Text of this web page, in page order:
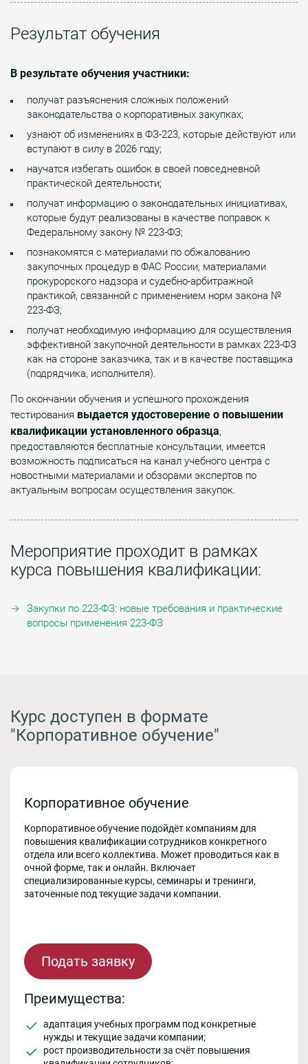
Результат обучения
В результате обучения участники:
получат разъяснения сложных положений
законодательства о корпоративных закупках;
узнают об изменениях в ФЗ-223, которые действуют или
вступают в силу в 2026 году;
научатся избегать ошибок в своей повседневной
практической деятельности;
получат информацию о законодательных инициативах,
которые будут реализованы в качестве поправок к
Федеральному закону № 223-ФЗ;
познакомятся с материалами по обжалованию
закупочных процедур в ФАС России, материалами
прокурорского надзора и судебно-арбитражной
практикой, связанной с применением норм закона №
223-ФЗ;
получат необходимую информацию для осуществления
эффективной закупочной деятельности в рамках 223-ФЗ
как на стороне заказчика, так и в качестве поставщика
(подрядчика, исполнителя).
По окончании обучения и успешного прохождения
тестирования выдается удостоверение о повышении
квалификации установленного образца,
предоставляются бесплатные консультации, имеется
возможность подписаться на канал учебного центра с
новостными материалами и обзорами экспертов по
актуальным вопросам осуществления закупок.
Мероприятие проходит в рамках
курса повышения квалификации:
Закупки по 223-ФЗ: новые требования и практические
вопросы применения 223-ФЗ
Курс доступен в формате
"Корпоративное обучение"
Корпоративное обучение
Корпоративное обучение подойдёт компаниям для
повышения квалификации сотрудников конкретного
отдела или всего коллектива. Может проводиться как в
очной форме, так и онлайн. Включает
специализированные курсы, семинары и тренинги,
заточенные под текущие задачи компании.
Подать заявку
Преимущества:
адаптация учебных программ под конкретные
нужды и текущие задачи компании;
рост производительности за счёт повышения